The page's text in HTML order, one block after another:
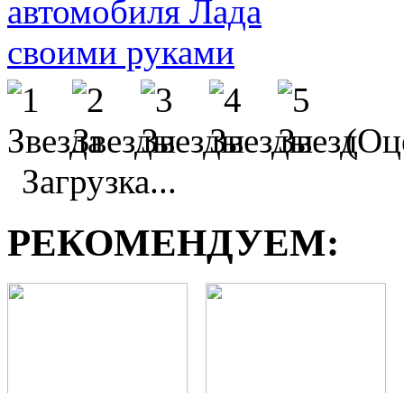
Загрузка...
РЕКОМЕНДУЕМ: